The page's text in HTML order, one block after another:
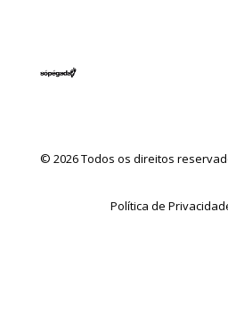
© 2026 Todos os direitos
Política de